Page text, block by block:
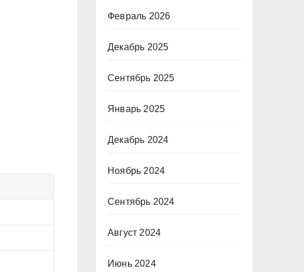
Февраль 2026
Декабрь 2025
Сентябрь 2025
Январь 2025
Декабрь 2024
Ноябрь 2024
Сентябрь 2024
Август 2024
Июнь 2024